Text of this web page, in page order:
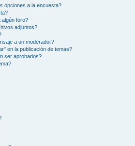
opciones a la encuesta?
algún foro?
adjuntos?
a un moderador?
en la publicación de temas?
ser aprobados?